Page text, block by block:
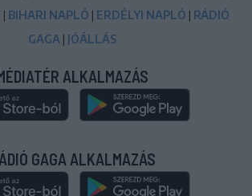
| BIHARI NAPLÓ | ERDÉLYI NAPLÓ | RÁDIÓ
GAGA | JÓÁLLÁS
ALKALMAZÁS
GAGA ALKALMAZÁS